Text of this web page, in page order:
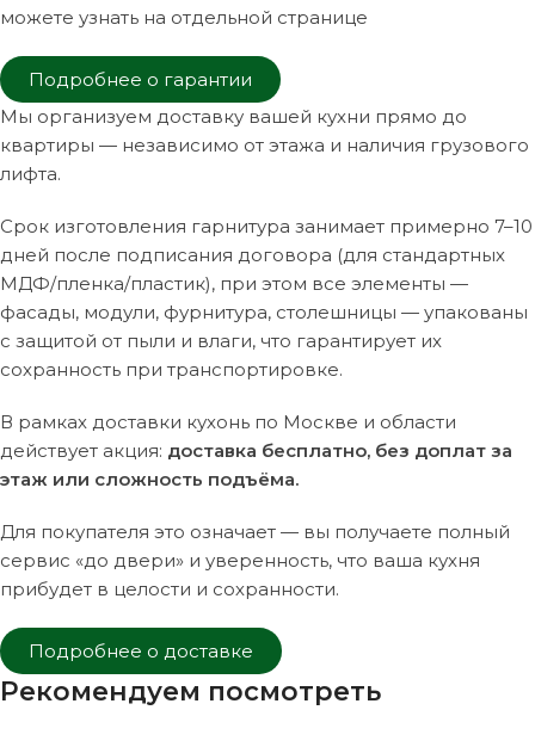
можете узнать на отдельной странице
Подробнее о гарантии
Мы организуем доставку вашей кухни прямо до
квартиры — независимо от этажа и наличия грузового
лифта.
Срок изготовления гарнитура занимает примерно 7–10
дней после подписания договора (для стандартных
МДФ/пленка/пластик), при этом все элементы —
фасады, модули, фурнитура, столешницы — упакованы
с защитой от пыли и влаги, что гарантирует их
сохранность при транспортировке.
В рамках доставки кухонь по Москве и области
действует акция: доставка бесплатно, без доплат за
этаж или сложность подъёма.
Для покупателя это означает — вы получаете полный
сервис «до двери» и уверенность, что ваша кухня
прибудет в целости и сохранности.
Подробнее о доставке
Рекомендуем посмотреть